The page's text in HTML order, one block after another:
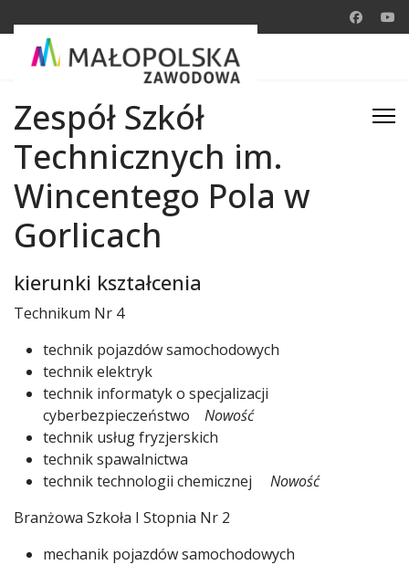
Zespół Szkół
Technicznych im.
Wincentego Pola w
Gorlicach
kierunki kształcenia
Technikum Nr 4
technik pojazdów samochodowych
technik elektryk
technik informatyk o specjalizacji
cyberbezpieczeństwo Nowość
technik usług fryzjerskich
technik spawalnictwa
technik technologii chemicznej Nowość
Branżowa Szkoła I Stopnia Nr 2
mechanik pojazdów samochodowych